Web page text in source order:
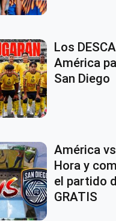
Los
América
San Diego
América
Hora y
el partido
GRATIS